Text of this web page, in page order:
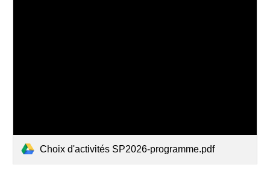
Choix d'activités SP2026-programme.pdf